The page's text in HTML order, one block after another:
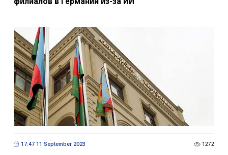
филиалов в Германии из-за ИИ
17:47 11 September 2023